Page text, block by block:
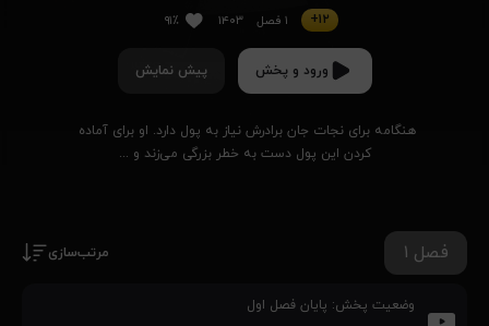
۱۲+ ۱ فصل ۱۴۰۳ ۹۱٪
ورود و پخش پیش نمایش
کردن این پول دست به خطر بزرگی می‌زند و ...
فصل ۱ مرتب‌سازی
وضعیت پخش: پایان فصل اول